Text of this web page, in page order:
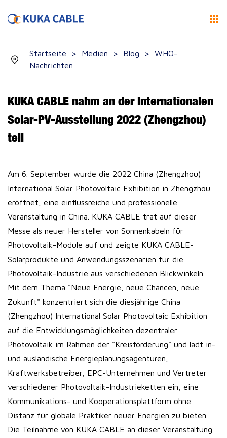
Startseite > Medien > Blog > WHO-
Nachrichten
KUKA CABLE nahm an der Internationalen
Solar-PV-Ausstellung 2022 (Zhengzhou)
teil
Am 6. September wurde die 2022 China (Zhengzhou)
International Solar Photovoltaic Exhibition in Zhengzhou
eröffnet, eine einflussreiche und professionelle
Veranstaltung in China. KUKA CABLE trat auf dieser
Messe als neuer Hersteller von Sonnenkabeln für
Photovoltaik-Module auf und zeigte KUKA CABLE-
Solarprodukte und Anwendungsszenarien für die
Photovoltaik-Industrie aus verschiedenen Blickwinkeln.
Mit dem Thema "Neue Energie, neue Chancen, neue
Zukunft" konzentriert sich die diesjährige China
(Zhengzhou) International Solar Photovoltaic Exhibition
auf die Entwicklungsmöglichkeiten dezentraler
Photovoltaik im Rahmen der "Kreisförderung" und lädt in-
und ausländische Energieplanungsagenturen,
Kraftwerksbetreiber, EPC-Unternehmen und Vertreter
verschiedener Photovoltaik-Industrieketten ein, eine
Kommunikations- und Kooperationsplattform ohne
Distanz für globale Praktiker neuer Energien zu bieten.
Die Teilnahme von KUKA CABLE an dieser Veranstaltung